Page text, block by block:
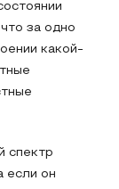
за одно
какой-
спектр
если он